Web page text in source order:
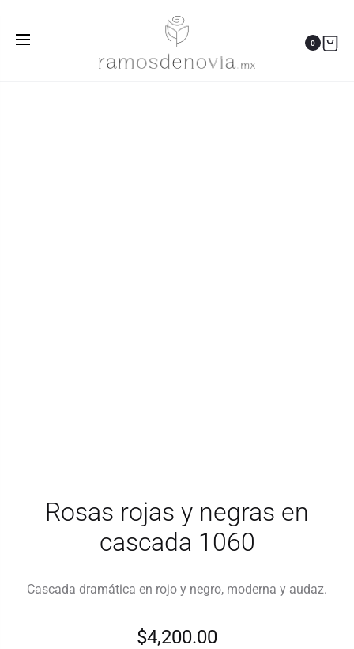
0
Rosas rojas y negras en cascada 1060
Rosas rojas y negras en
cascada 1060
Cascada dramática en rojo y negro, moderna y audaz.
$4,200.00